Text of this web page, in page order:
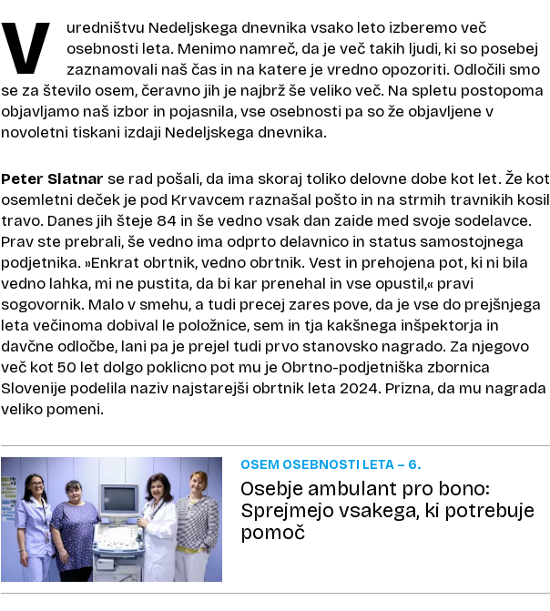
V
uredništvu Nedeljskega dnevnika vsako leto izberemo več
osebnosti leta. Menimo namreč, da je več takih ljudi, ki so posebej
zaznamovali naš čas in na katere je vredno opozoriti. Odločili smo
se za število osem, čeravno jih je najbrž še veliko več. Na spletu postopoma
objavljamo naš izbor in pojasnila, vse osebnosti pa so že objavljene v
novoletni tiskani izdaji Nedeljskega dnevnika.
Peter Slatnar se rad pošali, da ima skoraj toliko delovne dobe kot let. Že kot
osemletni deček je pod Krvavcem raznašal pošto in na strmih travnikih kosil
travo. Danes jih šteje 84 in še vedno vsak dan zaide med svoje sodelavce.
Prav ste prebrali, še vedno ima odprto delavnico in status samostojnega
podjetnika. »Enkrat obrtnik, vedno obrtnik. Vest in prehojena pot, ki ni bila
vedno lahka, mi ne pustita, da bi kar prenehal in vse opustil,« pravi
sogovornik. Malo v smehu, a tudi precej zares pove, da je vse do prejšnjega
leta večinoma dobival le položnice, sem in tja kakšnega inšpektorja in
davčne odločbe, lani pa je prejel tudi prvo stanovsko nagrado. Za njegovo
več kot 50 let dolgo poklicno pot mu je Obrtno-podjetniška zbornica
Slovenije podelila naziv najstarejši obrtnik leta 2024. Prizna, da mu nagrada
veliko pomeni.
OSEM OSEBNOSTI LETA – 6.
Osebje ambulant pro bono:
Sprejmejo vsakega, ki potrebuje
pomoč